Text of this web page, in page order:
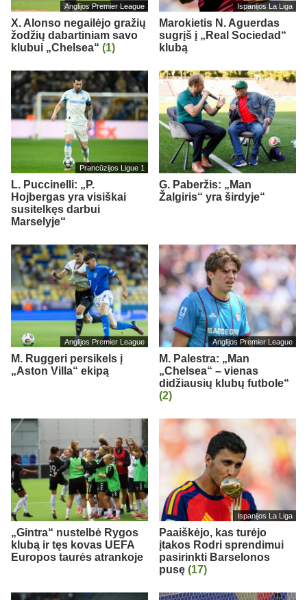
Anglijos Premier League
X. Alonso negailėjo gražių
žodžių dabartiniam savo
klubui „Chelsea“ (1)
Ispanijos La Liga
Marokietis N. Aguerdas
sugrįš į „Real Sociedad“
klubą
Prancūzijos Ligue 1
L. Puccinelli: „P.
Hojbergas yra visiškai
susitelkęs darbui
Marselyje“
G. Paberžis: „Man
Žalgiris“ yra širdyje“
Anglijos Premier League
M. Ruggeri persikels į
„Aston Villa“ ekipą
Anglijos Premier League
M. Palestra: „Man
„Chelsea“ – vienas
didžiausių klubų futbole“
(2)
„Gintra“ nustelbė Rygos
klubą ir tęs kovas UEFA
Europos taurės atrankoje
Ispanijos La Liga
Paaiškėjo, kas turėjo
įtakos Rodri sprendimui
pasirinkti Barselonos
pusę (17)